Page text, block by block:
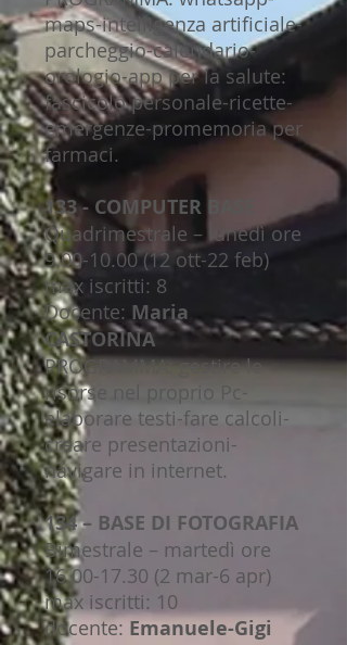
maps-intelligenza artificiale-
parcheggio-calendario-
orologio-app per la salute:
fascicolo personale-ricette-
emergenze-promemoria per
farmaci.
133 - COMPUTER BASE
Quadrimestrale – lunedì ore
9.00-10.00 (12 ott-22 feb)
max iscritti: 8
Docente: Maria
CASTORINA
PROGRAMMA: gestire le
risorse nel proprio Pc-
elaborare testi-fare calcoli-
creare presentazioni-
navigare in internet.
134 – BASE DI FOTOGRAFIA
Bimestrale – martedì ore
16.00-17.30 (2 mar-6 apr)
max iscritti: 10
docente: Emanuele-Gigi